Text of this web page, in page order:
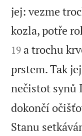
jej: vezme
kozla, potře
19 a trochu
prstem. Tak
nečistot synů
dokončí
Stanu